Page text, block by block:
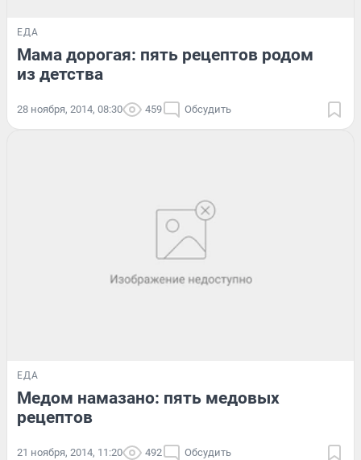
ЕДА
Мама дорогая: пять рецептов родом
из детства
28 ноября, 2014, 08:30 459 Обсудить
ЕДА
Медом намазано: пять медовых
рецептов
21 ноября, 2014, 11:20 492 Обсудить